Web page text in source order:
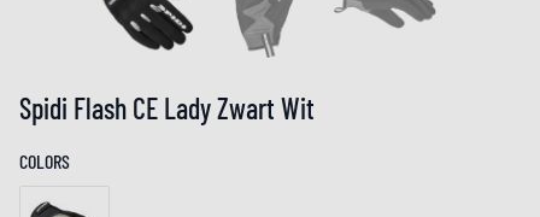
Spidi Flash CE Lady Zwart Wit
COLORS